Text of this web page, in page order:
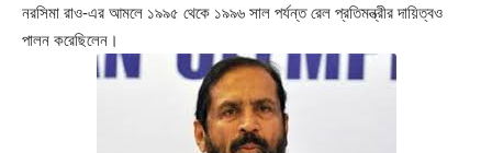
নরসিমা রাও-এর আমলে ১৯৯৫ থেকে ১৯৯৬ সাল পর্যন্ত রেল প্রতিমন্ত্রীর দায়িত্বও
পালন করেছিলেন।